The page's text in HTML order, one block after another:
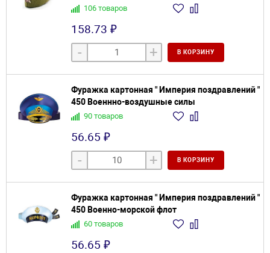
106 товаров
158.73 ₽
- + В КОРЗИНУ
Фуражка картонная " Империя поздравлений "
450 Военнно-воздушные силы
90 товаров
56.65 ₽
- + В КОРЗИНУ
Фуражка картонная " Империя поздравлений "
450 Военно-морской флот
60 товаров
56.65 ₽